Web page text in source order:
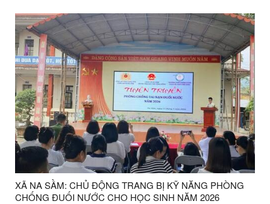
XÃ NA SẦM: CHỦ ĐỘNG TRANG BỊ KỸ NĂNG PHÒNG
CHỐNG ĐUỐI NƯỚC CHO HỌC SINH NĂM 2026